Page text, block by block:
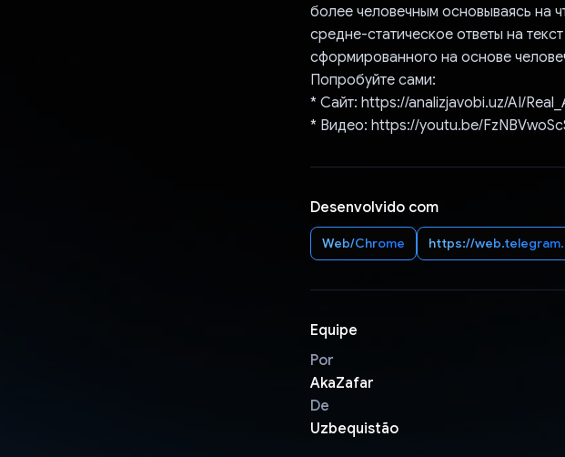
более человечным основываясь на
средне-статическое ответы на
сформированного на основе
Попробуйте сами:
* Сайт: https://analizjavobi.uz/AI/
* Видео: https://youtu.be/
Desenvolvido com
Web/Chrome https://
Equipe
Por
AkaZafar
De
Uzbequistão